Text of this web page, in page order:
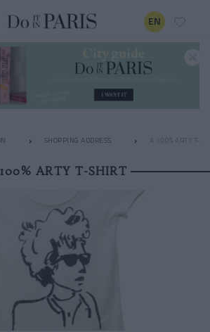
EN
SHOPPING ADDRESS A 100% ARTY T-
ARTY T-SHIRT